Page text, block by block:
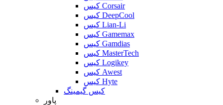
کیس Corsair
کیس DeepCool
کیس Lian-Li
کیس Gamemax
کیس Gamdias
کیس MasterTech
کیس Logikey
کیس Awest
کیس Hyte
کیس گیمینگ
پاور